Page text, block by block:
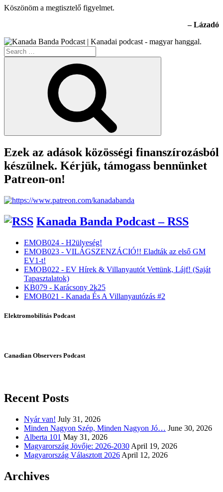
Köszönöm a megtisztelő figyelmet.
– Lázadó
Search
for:
Ezek az adások közösségi finanszírozásból
készülnek. Kérjük, támogass bennünket
Patreon-on!
Kanada Banda Podcast – RSS
EMOB024 - H2ülyeség!
EMOB023 - VILÁGSZENZÁCIÓ!! Eladták az első GM
EV1-t!
EMOB022 - EV Hírek & Villanyautót Vettünk, Lájf! (Saját
Tapasztalatok)
KB079 - Karácsony 2k25
EMOB021 - Kanada És A Villanyautózás #2
Elektromobilitás Podcast
Canadian Observers Podcast
Recent Posts
Nyár van! July 31, 2026
Minden Nagyon Szép, Minden Nagyon Jó… June 30, 2026
Alberta 101 May 31, 2026
Magyarország Jövője: 2026-2030 April 19, 2026
Magyarország Választott 2026 April 12, 2026
Archives